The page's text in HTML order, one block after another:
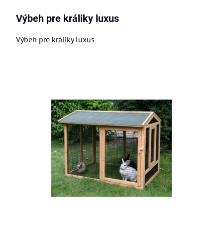
Výbeh pre králiky luxus
Výbeh pre králiky luxus